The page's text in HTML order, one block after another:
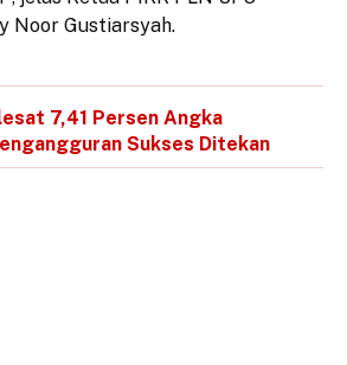
Noor Gustiarsyah.
7,41 Persen Angka
Sukses Ditekan